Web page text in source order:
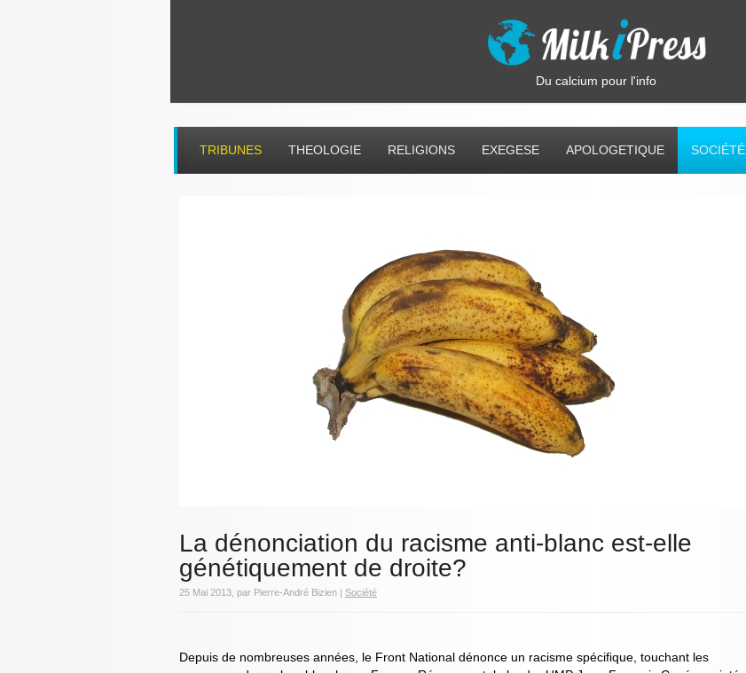
Du calcium pour l'info
TRIBUNES THEOLOGIE RELIGIONS EXEGESE APOLOGETIQUE SOCIÉTÉ
La dénonciation du racisme anti-blanc est-elle
génétiquement de droite?
25 Mai 2013, par Pierre-André Bizien | Société
Depuis de nombreuses années, le Front National dénonce un racisme spécifique, touchant les